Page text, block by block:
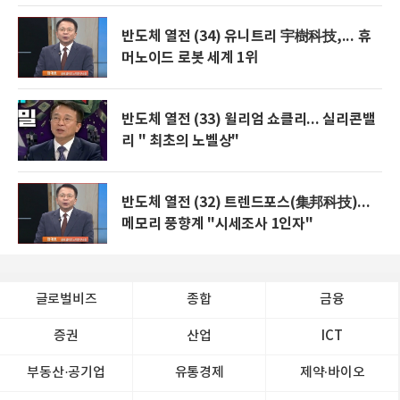
반도체 열전 (34) 유니트리 宇樹科技,... 휴
머노이드 로봇 세계 1위
반도체 열전 (33) 윌리엄 쇼클리... 실리콘밸
리 " 최초의 노벨상"
반도체 열전 (32) 트렌드포스(集邦科技)...
메모리 풍향계 "시세조사 1인자"
글로벌비즈 종합 금융
증권 산업 ICT
부동산·공기업 유통경제 제약∙바이오